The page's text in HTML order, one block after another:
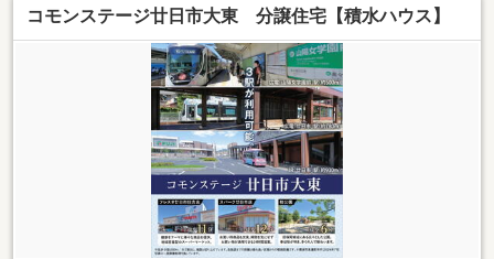
コモンステージ廿日市大東 分譲住宅【積水ハウス】